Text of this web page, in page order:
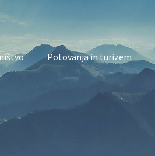
Potovanja in turizem